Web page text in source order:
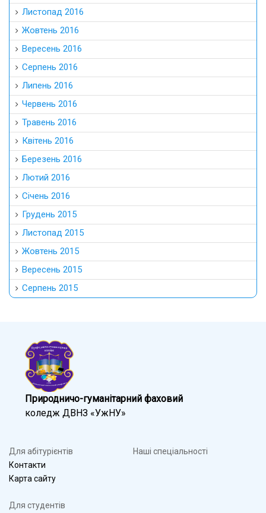
Листопад 2016
Жовтень 2016
Вересень 2016
Серпень 2016
Липень 2016
Червень 2016
Травень 2016
Квітень 2016
Березень 2016
Лютий 2016
Січень 2016
Грудень 2015
Листопад 2015
Жовтень 2015
Вересень 2015
Серпень 2015
Природничо-гуманітарний фаховий
коледж ДВНЗ «УжНУ»
Для абітурієнтів
Контакти
Карта сайту
Наші спеціальності
Для студентів